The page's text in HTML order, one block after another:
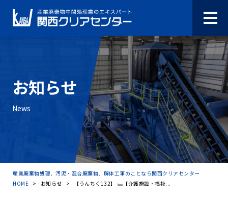
お知らせ
News
産業廃棄物処理、汚泥・混合廃棄物、解体工事のことなら関西クリアセンター
HOME > お知らせ > 【うんちく132】 【介護施設・福祉...